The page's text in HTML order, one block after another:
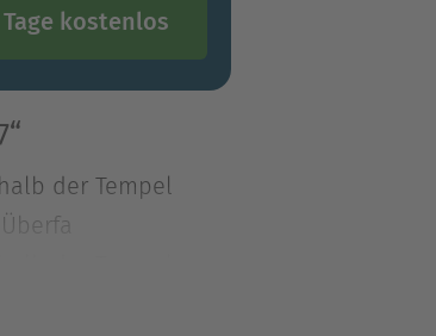
Tage kostenlos
der Tempel
aber die